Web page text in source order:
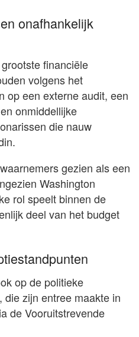
onafhankelijk
financiële
volgens het
op een externe audit, een
onmiddellijke
die nauw
gezien als een
Washington
rol speelt binnen de
deel van het budget
op de politieke
zijn entree maakte in
de Vooruitstrevende